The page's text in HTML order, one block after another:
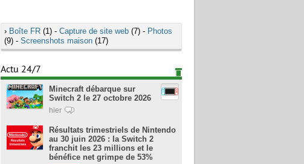
› Boîte FR (1) - Capture de site web (7) - Photos
(9) - Screenshots maison (17)
Actu 24/7
Minecraft débarque sur
Switch 2 le 27 octobre 2026
hier
Résultats trimestriels de Nintendo
au 30 juin 2026 : la Switch 2
franchit les 23 millions et le
bénéfice net grimpe de 53%